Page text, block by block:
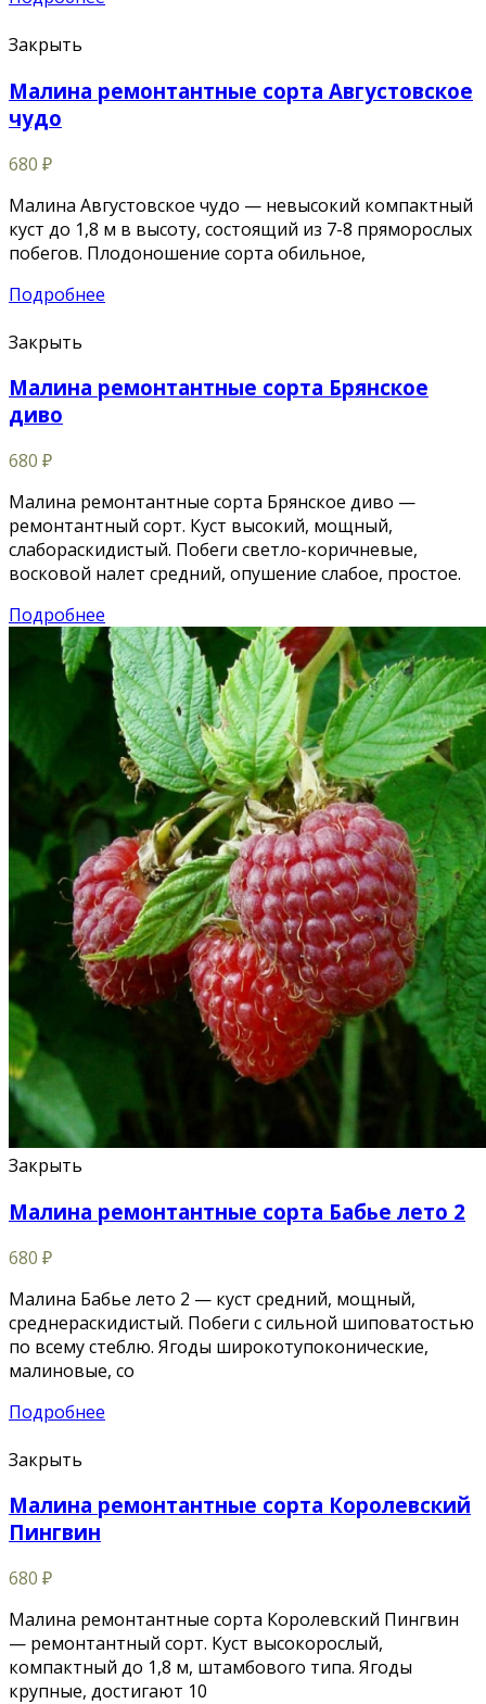
Закрыть
Малина ремонтантные сорта Августовское
чудо
680 ₽
Малина Августовское чудо — невысокий компактный
куст до 1,8 м в высоту, состоящий из 7-8 пряморослых
побегов. Плодоношение сорта обильное,
Подробнее
Закрыть
Малина ремонтантные сорта Брянское
диво
680 ₽
Малина ремонтантные сорта Брянское диво —
ремонтантный сорт. Куст высокий, мощный,
слабораскидистый. Побеги светло-коричневые,
восковой налет средний, опушение слабое, простое.
Подробнее
Закрыть
Малина ремонтантные сорта Бабье лето 2
680 ₽
Малина Бабье лето 2 — куст средний, мощный,
среднераскидистый. Побеги с сильной шиповатостью
по всему стеблю. Ягоды широкотупоконические,
малиновые, со
Подробнее
Закрыть
Малина ремонтантные сорта Королевский
Пингвин
680 ₽
Малина ремонтантные сорта Королевский Пингвин
— ремонтантный сорт. Куст высокорослый,
компактный до 1,8 м, штамбового типа. Ягоды
крупные, достигают 10